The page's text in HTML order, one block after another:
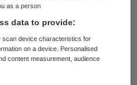
af naar
gebieden
is van
landen in de regio.
as a person
data to provide:
scan device characteristics for
on a device. Personalised
content measurement, audience